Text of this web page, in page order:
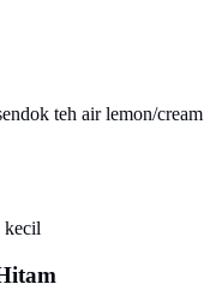
teh air lemon/cream
kecil